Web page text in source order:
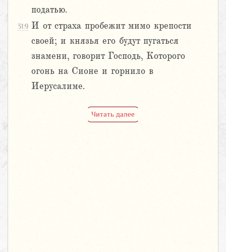
податью.
31:9 И от страха пробежит мимо крепости
своей; и князья его будут пугаться
знамени, говорит Господь, Которого
огонь на Сионе и горнило в
Иерусалиме.
Читать далее